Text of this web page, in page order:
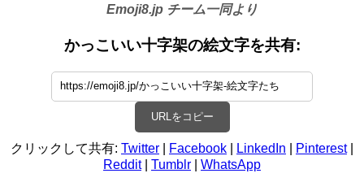
Emoji8.jp チーム一同より
かっこいい十字架の絵文字を共有:
URLをコピー
クリックして共有: Twitter Facebook LinkedIn Pinterest|
Reddit| Tumblr WhatsApp